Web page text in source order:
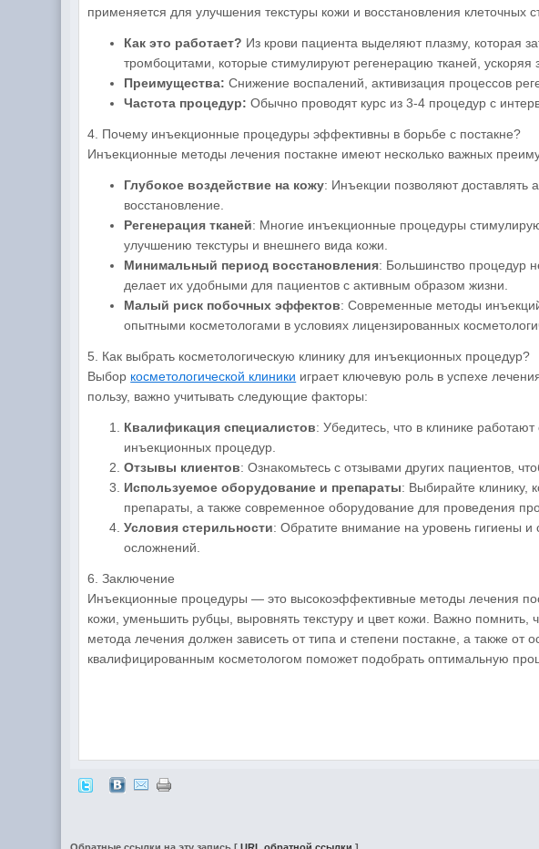
применяется для улучшения текстуры кожи и восстановления клеточных
Как это работает? Из крови пациента выделяют плазму, которая
тромбоцитами, которые стимулируют регенерацию тканей, ускоряя
Преимущества: Снижение воспалений, активизация процессов
Частота процедур: Обычно проводят курс из 3-4 процедур с
4. Почему инъекционные процедуры эффективны в борьбе с постакне?
Инъекционные методы лечения постакне имеют несколько важных
Глубокое воздействие на кожу: Инъекции позволяют доставлять
восстановление.
Регенерация тканей: Многие инъекционные процедуры
улучшению текстуры и внешнего вида кожи.
Минимальный период восстановления: Большинство процедур
делает их удобными для пациентов с активным образом жизни.
Малый риск побочных эффектов: Современные методы
опытными косметологами в условиях лицензированных
5. Как выбрать косметологическую клинику для инъекционных процедур?
Выбор косметологической клиники играет ключевую роль в успехе
пользу, важно учитывать следующие факторы:
Квалификация специалистов: Убедитесь, что в клинике
инъекционных процедур.
Отзывы клиентов: Ознакомьтесь с отзывами других пациентов,
Используемое оборудование и препараты: Выбирайте клинику,
препараты, а также современное оборудование для проведения
Условия стерильности: Обратите внимание на уровень гигиены и
осложнений.
6. Заключение
Инъекционные процедуры — это высокоэффективные методы лечения
кожи, уменьшить рубцы, выровнять текстуру и цвет кожи. Важно
метода лечения должен зависеть от типа и степени постакне, а также от
квалифицированным косметологом поможет подобрать оптимальную